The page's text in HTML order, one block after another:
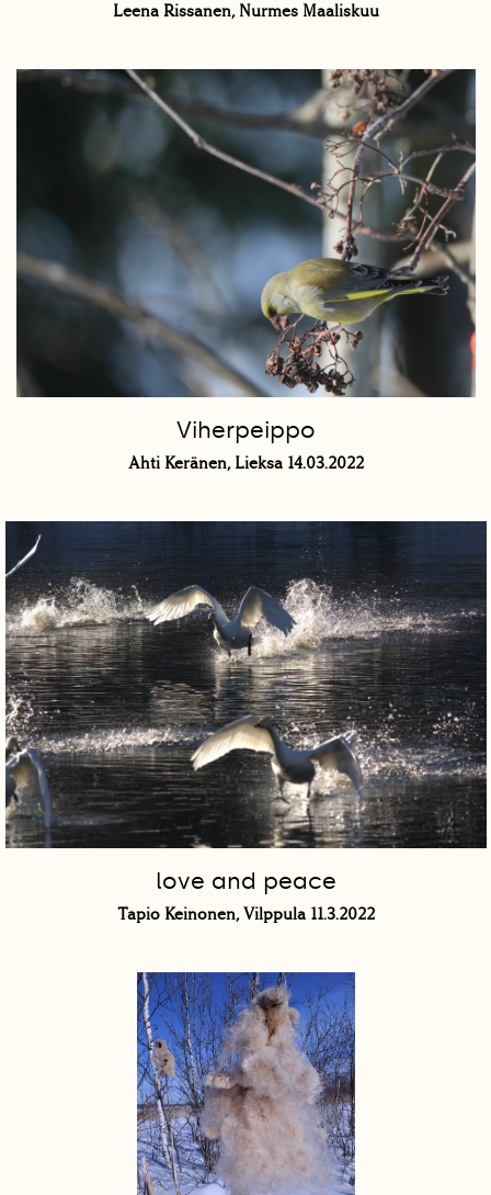
Leena Rissanen, Nurmes Maaliskuu
Viherpeippo
Ahti Keränen, Lieksa 14.03.2022
love and peace
Tapio Keinonen, Vilppula 11.3.2022